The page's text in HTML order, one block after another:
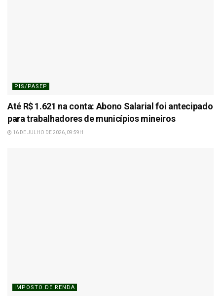
PIS/PASEP
Até R$ 1.621 na conta: Abono Salarial foi antecipado
para trabalhadores de municípios mineiros
16 DE JULHO DE 2026, 09:59H
IMPOSTO DE RENDA